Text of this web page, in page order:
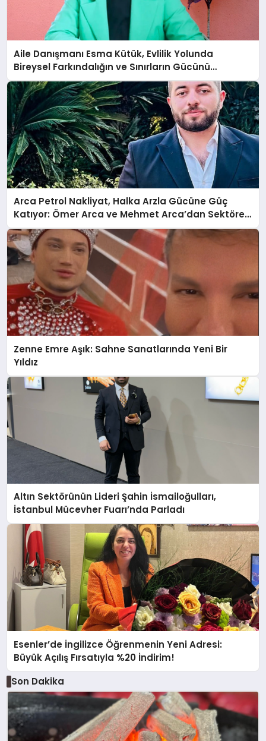
Aile Danışmanı Esma Kütük, Evlilik Yolunda
Bireysel Farkındalığın ve Sınırların Gücünü
Anlatıyor
Arca Petrol Nakliyat, Halka Arzla Gücüne Güç
Katıyor: Ömer Arca ve Mehmet Arca’dan Sektöre
Güçlü Yatırım
Zenne Emre Aşık: Sahne Sanatlarında Yeni Bir
Yıldız
Altın Sektörünün Lideri Şahin İsmailoğulları,
İstanbul Mücevher Fuarı’nda Parladı ￼
Esenler’de İngilizce Öğrenmenin Yeni Adresi:
Büyük Açılış Fırsatıyla %20 İndirim!
Son Dakika